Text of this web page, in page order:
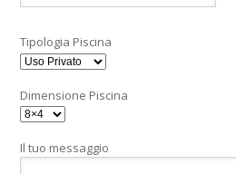
Tipologia Piscina
Dimensione Piscina
Il tuo messaggio